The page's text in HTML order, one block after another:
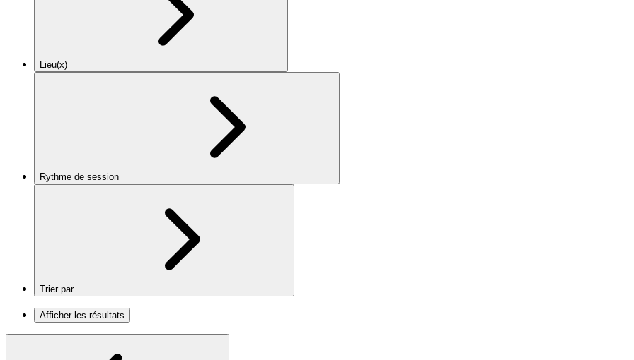
Lieu(x)
Rythme de session
Trier par
Afficher les résultats